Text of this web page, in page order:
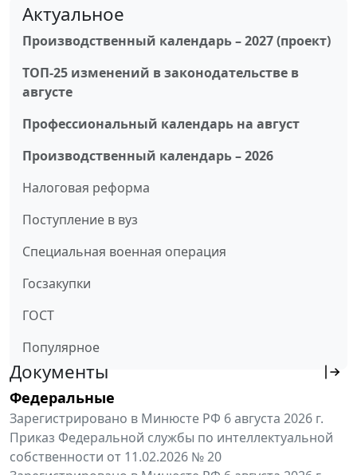
Актуальное
Производственный календарь – 2027 (проект)
ТОП-25 изменений в законодательстве в
августе
Профессиональный календарь на август
Производственный календарь – 2026
Налоговая реформа
Поступление в вуз
Специальная военная операция
Госзакупки
ГОСТ
Популярное
Документы
Федеральные
Зарегистрировано в Минюсте РФ 6 августа 2026 г.
Приказ Федеральной службы по интеллектуальной
собственности от 11.02.2026 № 20